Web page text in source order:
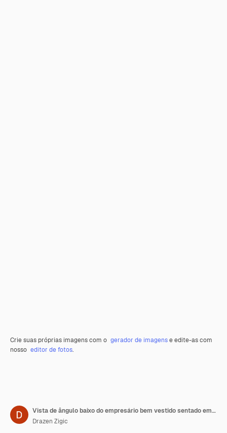
Crie suas próprias imagens com o gerador de imagense edite-as com
nosso editor de fotos.
Vista de ângulo baixo do empresário bem vestido sentado em uma cadeira no escritório e olhando para a câmera
Drazen Zigic